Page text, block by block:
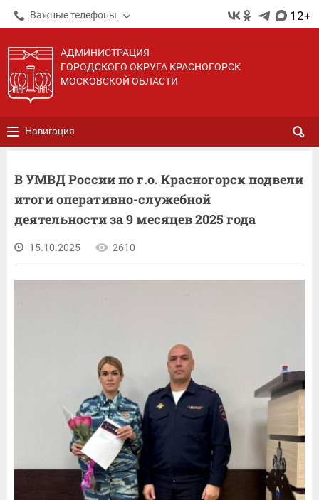
Важные телефоны 12+
АДМИНИСТРАЦИЯ
ГОРОДСКОГО ОКРУГА КРАСНОГОРСК
МОСКОВСКОЙ ОБЛАСТИ
Навигация
В УМВД России по г.о. Красногорск подвели
итоги оперативно-служебной
деятельности за 9 месяцев 2025 года
15.10.2025 2610